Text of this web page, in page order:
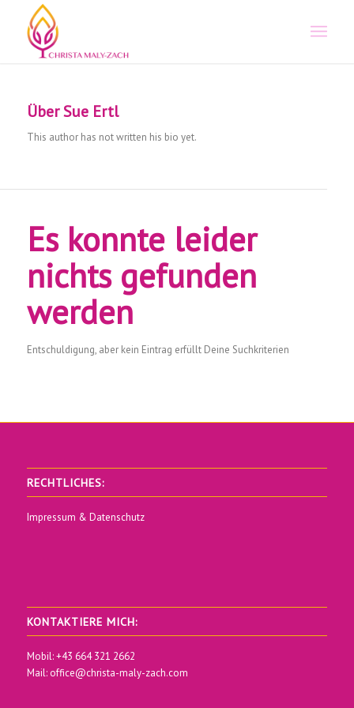
ÜberSue Ertl
This author has not written his bio yet.
Es konnte leider
nichts gefunden
werden
Entschuldigung, aber kein Eintrag erfüllt Deine Suchkriterien
RECHTLICHES:
Impressum & Datenschutz
KONTAKTIERE MICH:
Mobil: +43 664 321 2662
Mail: office@christa-maly-zach.com